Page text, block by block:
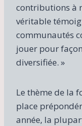
contributions à
véritable
communautés
jouer pour
diversifiée. »
Le thème de la
place
année, la